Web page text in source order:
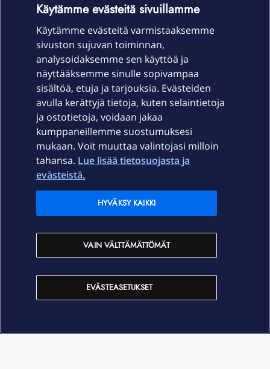
Laitteet & liittymät
Palvelut
Ajankohtaista
Elisa Oyj
In English
Käytämme evästeitä sivuillamme
Käytämme evästeitä varmistaaksemme
sivuston sujuvan toiminnan,
analysoidaksemme sen käyttöä ja
näyttääksemme sinulle sopivampaa
sisältöä, etuja ja tarjouksia. Evästeiden
avulla kerättyjä tietoja, kuten selaintietoja
ja ostotietoja, voidaan jakaa
kumppaneillemme suostumuksesi
mukaan. Voit muuttaa valintojasi milloin
tahansa. Lue lisää tietosuojasta ja
evästeistä.
EVÄSTEASETUKSET
VAIN VÄLTTÄMÄTTÖMÄT
HYVÄKSY KAIKKI